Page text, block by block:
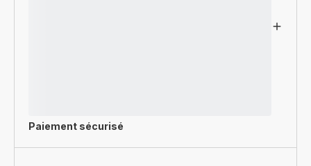
Paiement sécurisé